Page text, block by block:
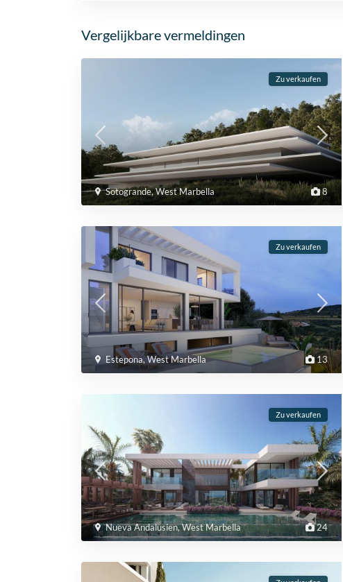
Vergelijkbare vermeldingen
8
Sotogrande,West Marbella
Zu verkaufen
13
Estepona,West Marbella
Zu verkaufen
24
Nueva Andalusien,West Marbella
Zu verkaufen